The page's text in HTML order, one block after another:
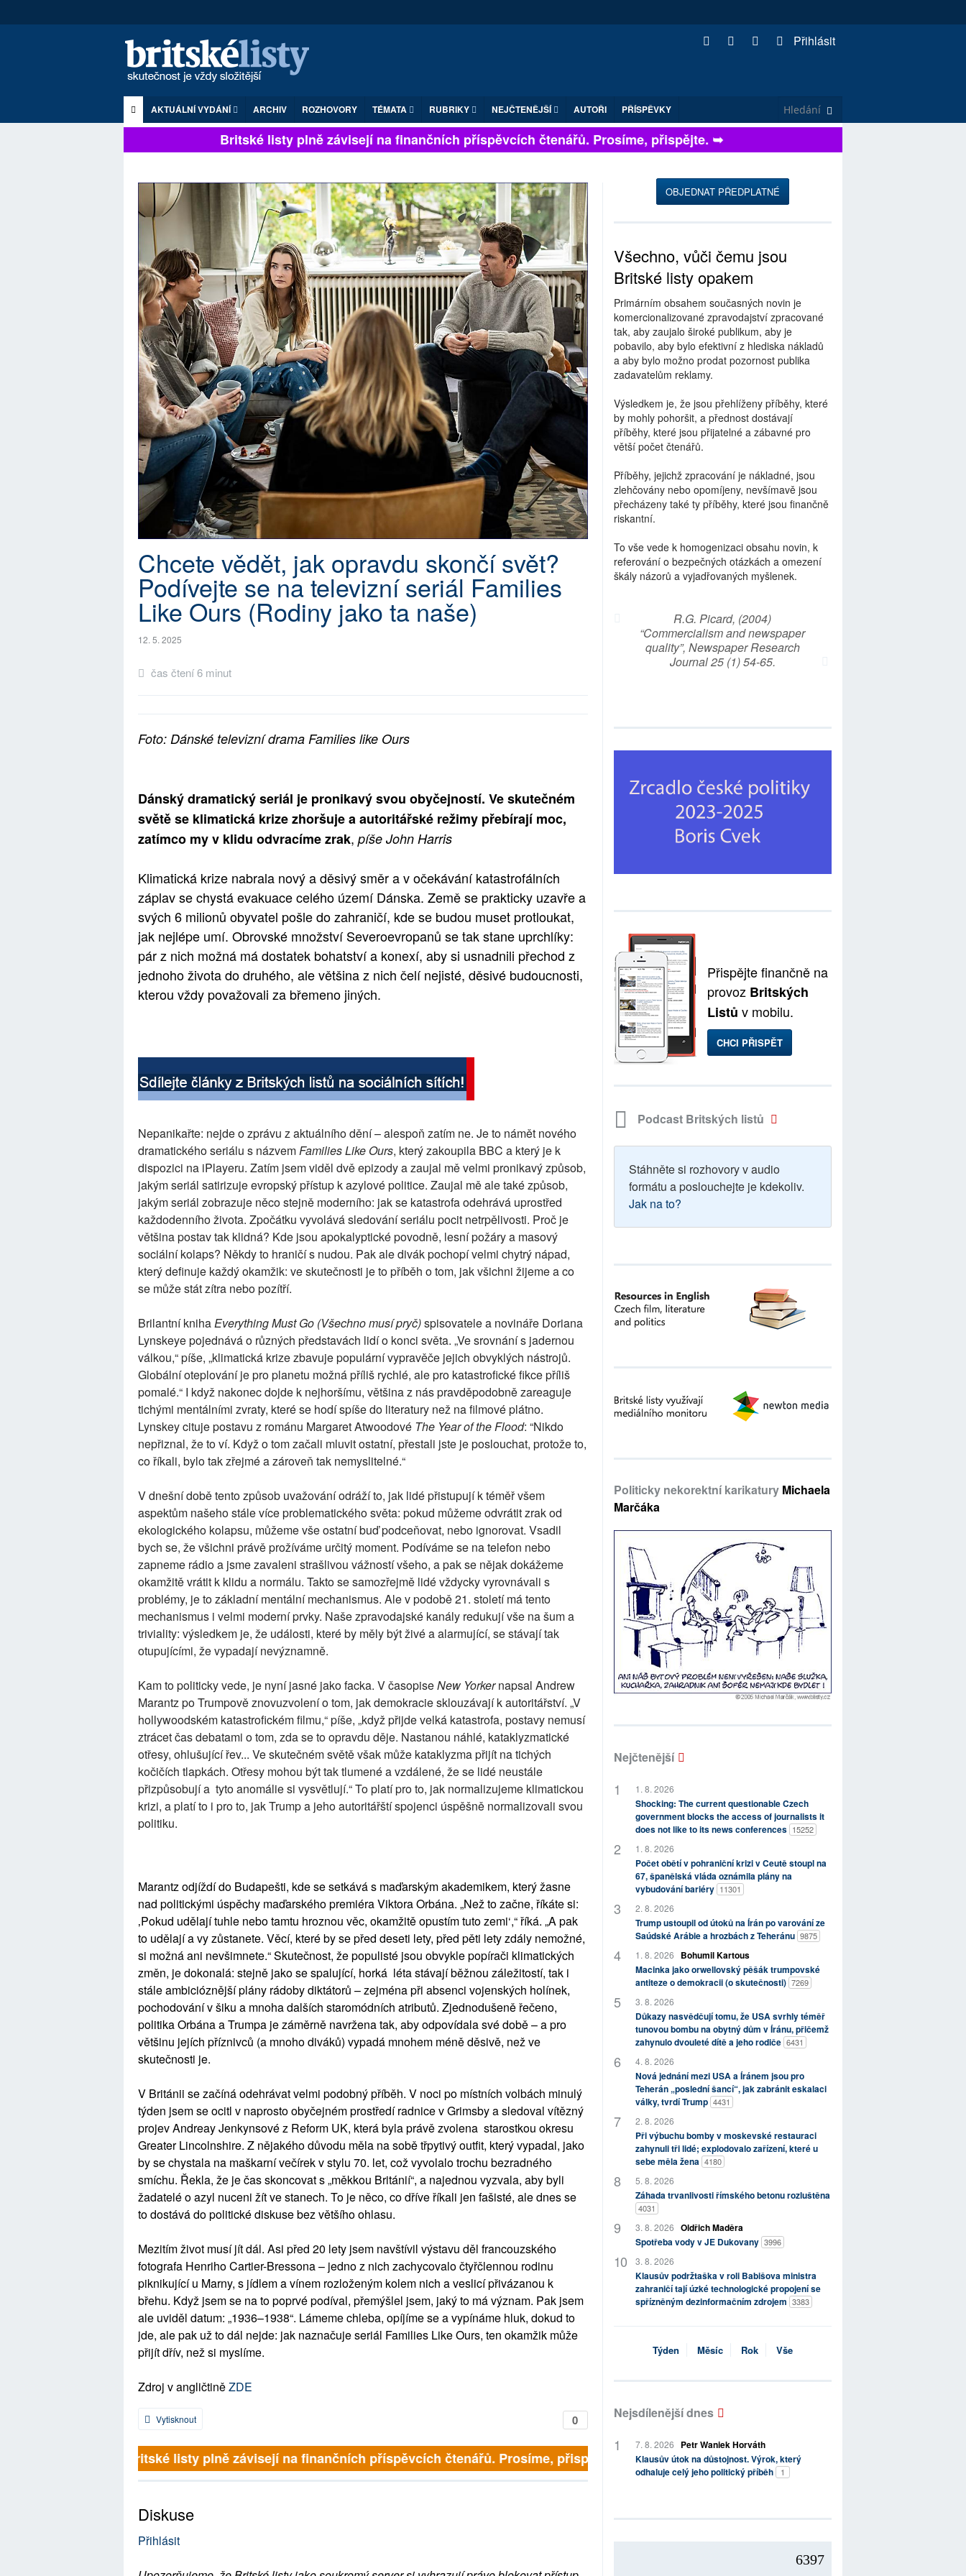
Přihlásit
AKTUÁLNÍ VYDÁNÍ ARCHIV ROZHOVORY TÉMATA RUBRIKY NEJČTENĚJŠÍ AUTOŘI PŘÍSPĚVKY
Britské listy plně závisejí na finančních příspěvcích čtenářů. Prosíme, přispějte. ➥
Chcete vědět, jak opravdu skončí svět?
Podívejte se na televizní seriál Families
Like Ours (Rodiny jako ta naše)
12. 5. 2025
čas čtení 6 minut
Foto: Dánské televizní drama Families like Ours
Dánský dramatický seriál je pronikavý svou obyčejností. Ve skutečném
světě se klimatická krize zhoršuje a autoritářské režimy přebírají moc,
zatímco my v klidu odvracíme zrak, píše John Harris
Klimatická krize nabrala nový a děsivý směr a v očekávání katastrofálních
záplav se chystá evakuace celého území Dánska. Země se prakticky uzavře a
svých 6 milionů obyvatel pošle do zahraničí, kde se budou muset protloukat,
jak nejlépe umí. Obrovské množství Severoevropanů se tak stane uprchlíky:
pár z nich možná má dostatek bohatství a konexí, aby si usnadnili přechod z
jednoho života do druhého, ale většina z nich čelí nejisté, děsivé budoucnosti,
kterou vždy považovali za břemeno jiných.
Nepanikařte: nejde o zprávu z aktuálního dění – alespoň zatím ne. Je to námět nového
dramatického seriálu s názvemFamilies Like Ours, který zakoupila BBC a který je k
dispozici na iPlayeru. Zatím jsem viděl dvě epizody a zaujal mě velmi pronikavý způsob,
jakým seriál satirizuje evropský přístup k azylové politice. Zaujal mě ale také způsob,
jakým seriál zobrazuje něco stejně moderního: jak se katastrofa odehrává uprostřed
každodenního života. Zpočátku vyvolává sledování seriálu pocit netrpělivosti. Proč je
většina postav tak klidná? Kde jsou apokalyptické povodně, lesní požáry a masový
sociální kolaps? Někdy to hraničí s nudou. Pak ale divák pochopí velmi chytrý nápad,
který definuje každý okamžik: ve skutečnosti je to příběh o tom, jak všichni žijeme a co
se může stát zítra nebo pozítří.
Brilantní knihaEverything Must Go (Všechno musí pryč)spisovatele a novináře Doriana
Lynskeye pojednává o různých představách lidí o konci světa. „Ve srovnání s jadernou
válkou,“ píše, „klimatická krize zbavuje populární vypravěče jejich obvyklých nástrojů.
Globální oteplování je pro planetu možná příliš rychlé, ale pro katastrofické fikce příliš
pomalé.“ I když nakonec dojde k nejhoršímu, většina z nás pravděpodobně zareaguje
tichými mentálními zvraty, které se hodí spíše do literatury než na filmové plátno.
Lynskey cituje postavu z románu Margaret Atwoodové The Year of the Flood: “Nikdo
nepřiznal, že to ví. Když o tom začali mluvit ostatní, přestali jste je poslouchat, protože to,
co říkali, bylo tak zřejmé a zároveň tak nemyslitelné.“
V dnešní době tento způsob uvažování odráží to, jak lidé přistupují k téměř všem
aspektům našeho stále více problematického světa: pokud můžeme odvrátit zrak od
ekologického kolapsu, můžeme vše ostatní buď podceňovat, nebo ignorovat. Vsadil
bych se, že všichni právě prožíváme určitý moment. Podíváme se na telefon nebo
zapneme rádio a jsme zavaleni strašlivou vážností všeho, a pak se nějak dokážeme
okamžitě vrátit k klidu a normálu. Takto se samozřejmě lidé vždycky vyrovnávali s
problémy, je to základní mentální mechanismus. Ale v podobě 21. století má tento
mechanismus i velmi moderní prvky. Naše zpravodajské kanály redukují vše na šum a
triviality: výsledkem je, že události, které by měly být živé a alarmující, se stávají tak
otupujícími, že vypadají nevýznamně.
Kam to politicky vede, je nyní jasné jako facka. V časopiseNew Yorkernapsal Andrew
Marantz po Trumpově znovuzvolení o tom, jak demokracie sklouzávají k autoritářství. „V
hollywoodském katastrofickém filmu,“ píše, „když přijde velká katastrofa, postavy nemusí
ztrácet čas debatami o tom, zda se to opravdu děje. Nastanou náhlé, kataklyzmatické
otřesy, ohlušující řev... Ve skutečném světě však může kataklyzma přijít na tichých
kočičích tlapkách. Otřesy mohou být tak tlumené a vzdálené, že se lidé neustále
přizpůsobují a tyto anomálie si vysvětlují.“ To platí pro to, jak normalizujeme klimatickou
krizi, a platí to i pro to, jak Trump a jeho autoritářští spojenci úspěšně normalizovali svou
politiku.
Marantz odjíždí do Budapešti, kde se setkává s maďarským akademikem, který žasne
nad politickými úspěchy maďarského premiéra Viktora Orbána. „Než to začne, říkáte si:
‚Pokud udělají tuhle nebo tamtu hroznou věc, okamžitě opustím tuto zemi‘,“ říká. „A pak
to udělají a vy zůstanete. Věcí, které by se před deseti lety, před pěti lety zdály nemožné,
si možná ani nevšimnete.“ Skutečnost, že populisté jsou obvykle popírači klimatických
změn, je dokonalá: stejně jako se spalující, horká léta stávají běžnou záležitostí, tak i
stále ambicióznější plány rádoby diktátorů – zejména při absenci vojenských holínek,
pochodování v šiku a mnoha dalších staromódních atributů. Zjednodušeně řečeno,
politika Orbána a Trumpa je záměrně navržena tak, aby odpovídala své době – a pro
většinu jejích příznivců (a mnoho diváků) vypadá mnohem méně děsivě, než ve
skutečnosti je.
V Británii se začíná odehrávat velmi podobný příběh. V noci po místních volbách minulý
týden jsem se ocitl v naprosto obyčejném prostředí radnice v Grimsby a sledoval vítězný
projev Andreay Jenkynsové z Reform UK, která byla právě zvolena starostkou okresu
Greater Lincolnshire. Z nějakého důvodu měla na sobě třpytivý outfit, který vypadal, jako
by se chystala na maškarní večírek v stylu 70. let, což vyvolalo trochu bezradného
smíchu. Řekla, že je čas skoncovat s „měkkou Británií“, a najednou vyzvala, aby byli
žadatelé o azyl nuceni žít ve stanech. To je něco, co dříve říkali jen fašisté, ale dnes se
to dostává do politické diskuse bez většího ohlasu.
Mezitím život musí jít dál. Asi před 20 lety jsem navštívil výstavu děl francouzského
fotografa Henriho Cartier-Bressona – jedno z nich zachycovalo čtyřčlennou rodinu
piknikující u Marny, s jídlem a vínem rozloženým kolem nich a veslicí přivázanou k
břehu. Když jsem se na to poprvé podíval, přemýšlel jsem, jaký to má význam. Pak jsem
ale uviděl datum: „1936–1938“. Lámeme chleba, opíjíme se a vypínáme hluk, dokud to
jde, ale pak už to dál nejde: jak naznačuje seriál Families Like Ours, ten okamžik může
přijít dřív, než si myslíme.
Zdroj v angličtiněZDE
0
Vytisknout
Britské listy plně závisejí na finančních příspěvcích čtenářů. Prosíme, přispějte. ➥
Diskuse
Přihlásit
OBJEDNAT PŘEDPLATNÉ
Všechno, vůči čemu jsou
Britské listy opakem
Primárním obsahem současných novin je
komercionalizované zpravodajství zpracované
tak, aby zaujalo široké publikum, aby je
pobavilo, aby bylo efektivní z hlediska nákladů
a aby bylo možno prodat pozornost publika
zadavatelům reklamy.
Výsledkem je, že jsou přehlíženy příběhy, které
by mohly pohoršit, a přednost dostávají
příběhy, které jsou přijatelné a zábavné pro
větší počet čtenářů.
Příběhy, jejichž zpracování je nákladné, jsou
zlehčovány nebo opomíjeny, nevšímavě jsou
přecházeny také ty příběhy, které jsou finančně
riskantní.
To vše vede k homogenizaci obsahu novin, k
referování o bezpečných otázkách a omezení
škály názorů a vyjadřovaných myšlenek.
R.G. Picard, (2004)
“Commercialism and newspaper
quality”, Newspaper Research
Journal 25 (1) 54-65.
Přispějte finančně na
provoz Britských
Listů v mobilu.
CHCI PŘISPĚT
Podcast Britských listů
Stáhněte si rozhovory v audio
formátu a poslouchejte je kdekoliv.
Jak na to?
Politicky nekorektní karikatury Michaela
Marčáka
Nejčtenější
1. 8. 2026
Shocking: The current questionable Czech
government blocks the access of journalists it
does not like to its news conferences 15252
1. 8. 2026
Počet obětí v pohraniční krizi v Ceutě stoupl na
67, španělská vláda oznámila plány na
vybudování bariéry 11301
2. 8. 2026
Trump ustoupil od útoků na Írán po varování ze
Saúdské Arábie a hrozbách z Teheránu 9875
1. 8. 2026
Bohumil Kartous
Macinka jako orwellovský pěšák trumpovské
antiteze o demokracii (o skutečnosti) 7269
3. 8. 2026
Důkazy nasvědčují tomu, že USA svrhly téměř
tunovou bombu na obytný dům v Íránu, přičemž
zahynulo dvouleté dítě a jeho rodiče 6431
4. 8. 2026
Nová jednání mezi USA a Íránem jsou pro
Teherán „poslední šancí“, jak zabránit eskalaci
války, tvrdí Trump 4431
2. 8. 2026
Při výbuchu bomby v moskevské restauraci
zahynuli tři lidé; explodovalo zařízení, které u
sebe měla žena 4180
5. 8. 2026
Záhada trvanlivosti římského betonu rozluštěna
4031
3. 8. 2026 Oldřich Maděra
Spotřeba vody v JE Dukovany 3996
3. 8. 2026
Klausův podržtaška v roli Babišova ministra
zahraničí tají úzké technologické propojení se
spřízněným dezinformačním zdrojem 3383
Týden Měsíc Rok Vše
Nejsdílenější dnes
7. 8. 2026
Petr Waniek Horváth
Klausův útok na důstojnost. Výrok, který
odhaluje celý jeho politický příběh
1
6397